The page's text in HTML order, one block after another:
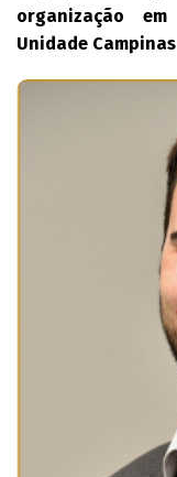
organização
Unidade Campinas